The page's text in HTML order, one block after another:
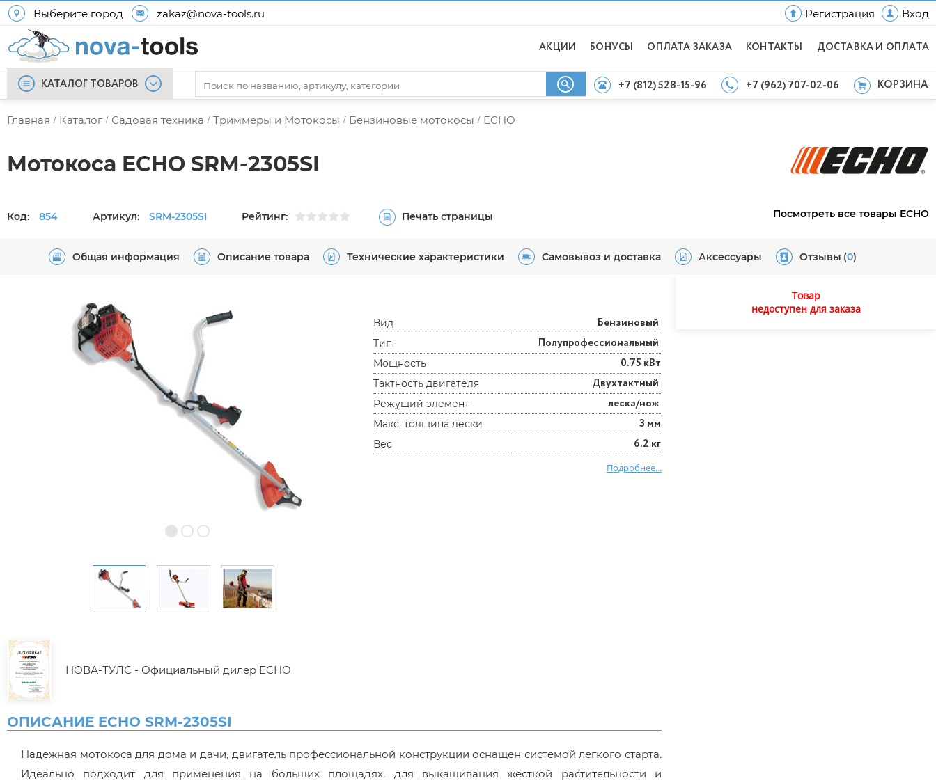
Выберите город zakaz@nova-tools.ru Регистрация Вход
АКЦИИ БОНУСЫ ОПЛАТА ЗАКАЗА КОНТАКТЫ ДОСТАВКА И ОПЛАТА
КАТАЛОГ ТОВАРОВ +7 (812) 528-15-96 +7 (962) 707-02-06 КОРЗИНА
Главная / Каталог / Садовая техника / Триммеры и Мотокосы / Бензиновые мотокосы / ECHO
Мотокоса ECHO SRM-2305SI
Код: 854 Артикул: SRM-2305SI Рейтинг: Печать страницы Посмотреть все товары ECHO
Общая информация Описание товара Технические характеристики Самовывоз и доставка Аксессуары Отзывы (0)
НОВА-ТУЛС - Официальный дилер ECHO
Вид Бензиновый
Тип Полупрофессиональный
Мощность 0.75 кВт
Тактность двигателя Двухтактный
Режущий элемент леска/нож
Макс. толщина лески 3 мм
Вес 6.2 кг
Подробнее...
ОПИСАНИЕ ECHO SRM-2305SI
Надежная мотокоса для дома и дачи, двигатель профессиональной конструкции оснащен системой легкого старта.
Идеально подходит для применения на больших площадях, для выкашивания жесткой растительности и
Товар
недоступен для заказа